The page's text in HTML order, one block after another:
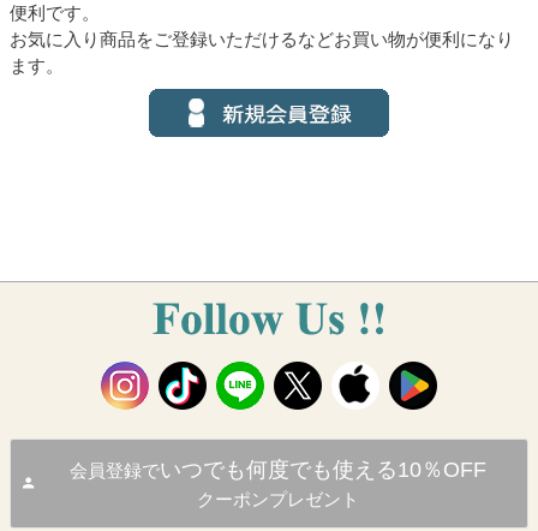
便利です。
お気に入り商品をご登録いただけるなどお買い物が便利になり
ます。
会員登録でいつでも何度でも使える10％OFF
クーポンプレゼント